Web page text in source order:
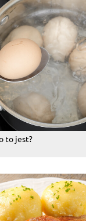
to jest?